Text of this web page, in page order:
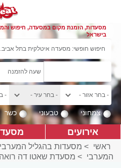
מסעדות, הזמנת מקום במסעדה, חיפוש
בישראל
צמחוני טבעוני כשר
אירועים
ראשי > מסעדות בהגליל המערבי
המערבי > מסעדת שאטו דה רואה